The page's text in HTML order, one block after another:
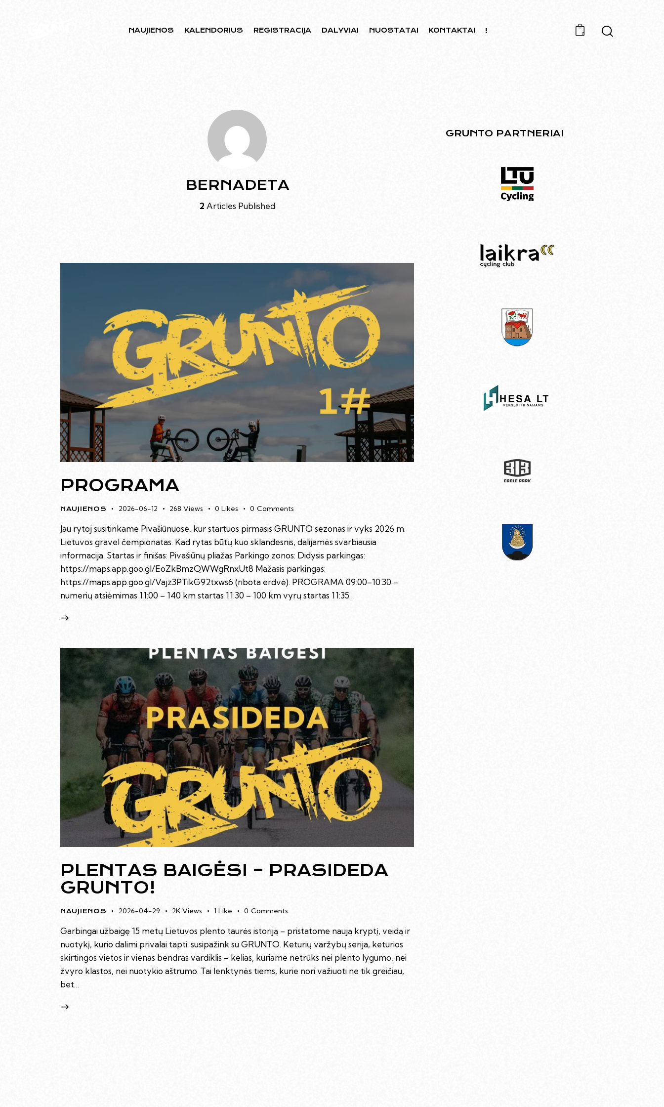
NAUJIENOS KALENDORIUS REGISTRACIJA DALYVIAI NUOSTATAI KONTAKTAI 0
BERNADETA
2 Articles Published
PROGRAMA
NAUJIENOS 2026-06-12 268 Views 0 Likes 0 Comments
Jau rytoj susitinkame Pivašiūnuose, kur startuos pirmasis GRUNTO sezonas ir vyks 2026 m.
Lietuvos gravel čempionatas. Kad rytas būtų kuo sklandesnis, dalijamės svarbiausia
informacija. Startas ir finišas: Pivašiūnų pliažas Parkingo zonos: Didysis parkingas:
https://maps.app.goo.gl/EoZkBmzQWWgRnxUt8 Mažasis parkingas:
https://maps.app.goo.gl/Vajz3PTikG92txws6 (ribota erdvė). PROGRAMA 09:00–10:30 –
numerių atsiėmimas 11:00 – 140 km startas 11:30 – 100 km vyrų startas 11:35…
PLENTAS BAIGĖSI – PRASIDEDA
GRUNTO!
NAUJIENOS 2026-04-29 2K Views 1 Like 0 Comments
Garbingai užbaigę 15 metų Lietuvos plento taurės istoriją – pristatome naują kryptį, veidą ir
nuotykį, kurio dalimi privalai tapti: susipažink su GRUNTO. Keturių varžybų serija, keturios
skirtingos vietos ir vienas bendras vardiklis – kelias, kuriame netrūks nei plento lygumo, nei
žvyro klastos, nei nuotykio aštrumo. Tai lenktynės tiems, kurie nori važiuoti ne tik greičiau,
bet…
GRUNTO PARTNERIAI